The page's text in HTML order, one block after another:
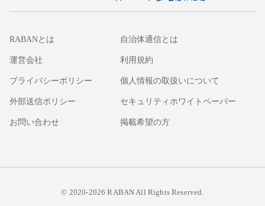
RABANとは 自治体通信とは
運営会社 利用規約
プライバシーポリシー 個人情報の取扱いについて
外部送信ポリシー セキュリティホワイトペーパー
お問い合わせ 掲載希望の方
© 2020-2026 RABAN All Rights Reserved.